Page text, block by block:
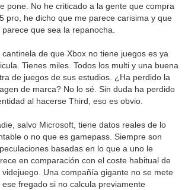
pone. No he criticado a la gente que compra
pro, he dicho que me parece carisima y que
parece que sea la repanocha.
cantinela de que Xbox no tiene juegos es ya
Tienes miles. Todos los multi y una buena
de juegos de sus estudios. ¿Ha perdido la
de marca? No lo sé. Sin duda ha perdido
al hacerse Third, eso es obvio.
salvo Microsoft, tiene datos reales de lo
o no que es gamepass. Siempre son
basadas en lo que a uno le
en comparación con el coste habitual de
videjuego. Una compañía gigante no se mete
ese fregado si no calcula previamente